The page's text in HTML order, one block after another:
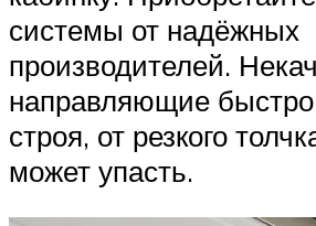
системы от надёжных
производителей.
направляющие
строя, от резкого
может упасть.